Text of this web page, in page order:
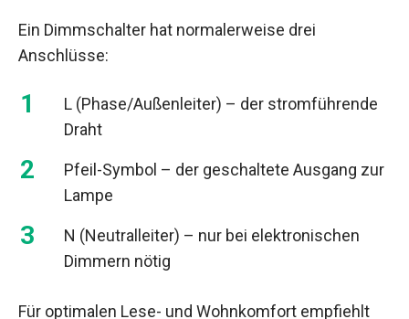
Ein Dimmschalter hat normalerweise drei
Anschlüsse:
L (Phase/Außenleiter) – der stromführende
Draht
Pfeil-Symbol – der geschaltete Ausgang zur
Lampe
N (Neutralleiter) – nur bei elektronischen
Dimmern nötig
Für optimalen Lese- und Wohnkomfort empfiehlt